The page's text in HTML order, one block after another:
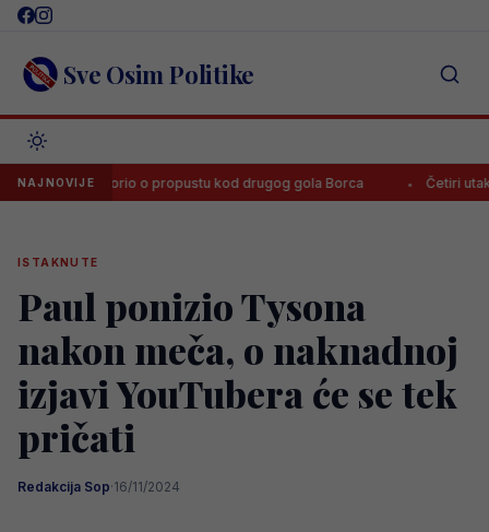
Skip
content Sve Osim Politike
NAJNOVIJE
govorio o propustu kod drugog gola Borca Četiri utakmice, 11
ISTAKNUTE
Paul ponizio Tysona
nakon meča, o naknadnoj
izjavi YouTubera će se tek
pričati
Redakcija Sop·16/11/2024